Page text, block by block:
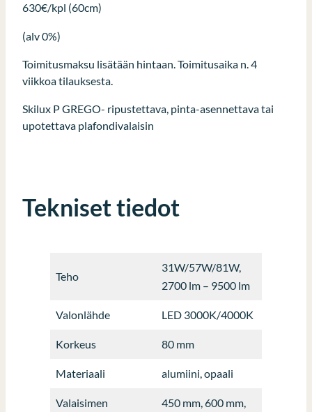
630€/kpl (60cm)
(alv 0%)
Toimitusmaksu lisätään hintaan. Toimitusaika n. 4
viikkoa tilauksesta.
Skilux P GREGO- ripustettava, pinta-asennettava tai
upotettava plafondivalaisin
Tekniset tiedot
Teho
31W/57W/81W,
2700 lm – 9500 lm
Valonlähde LED 3000K/4000K
Korkeus 80 mm
Materiaali alumiini, opaali
Valaisimen
450 mm, 600 mm,